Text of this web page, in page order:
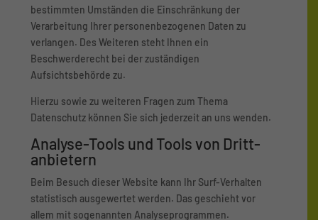
bestimmten Umständen die Einschränkung der
Verarbeitung Ihrer personenbezogenen Daten zu
verlangen. Des Weiteren steht Ihnen ein
Beschwerderecht bei der zuständigen
Aufsichtsbehörde zu.
Hierzu sowie zu weiteren Fragen zum Thema
Datenschutz können Sie sich jederzeit an uns wenden.
Analyse-Tools und Tools von Dritt­
anbietern
Beim Besuch dieser Website kann Ihr Surf-Verhalten
statistisch ausgewertet werden. Das geschieht vor
allem mit sogenannten Analyseprogrammen.